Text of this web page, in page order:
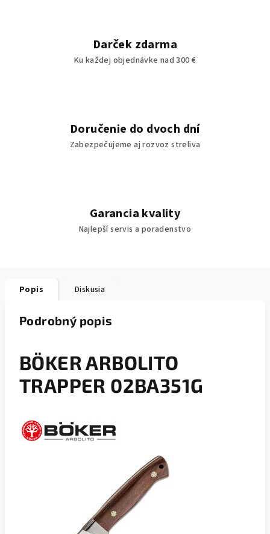
Darček zdarma
Ku každej objednávke nad 300 €
Doručenie do dvoch dní
Zabezpečujeme aj rozvoz streliva
Garancia kvality
Najlepší servis a poradenstvo
Popis Diskusia
Podrobný popis
BÖKER ARBOLITO
TRAPPER 02BA351G